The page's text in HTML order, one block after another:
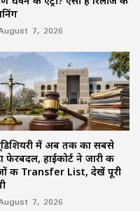
7, 2026
में अब तक का सबसे
फेरबदल, हाईकोर्ट ने जारी की
की Transfer List, देखें पूरी
7, 2026